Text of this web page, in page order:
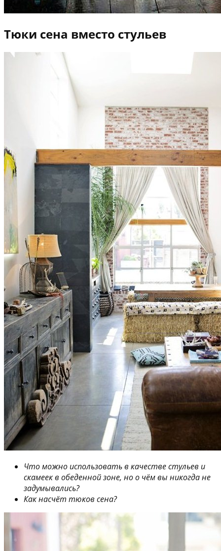
Тюки сена вместо стульев
Что можно использовать в качестве стульев и
скамеек в обеденной зоне, но о чём вы никогда не
задумывались?
Как насчёт тюков сена?